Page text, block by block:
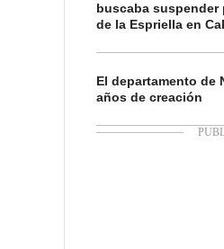
buscaba suspender
de la Espriella en
El departamento de
años de creación